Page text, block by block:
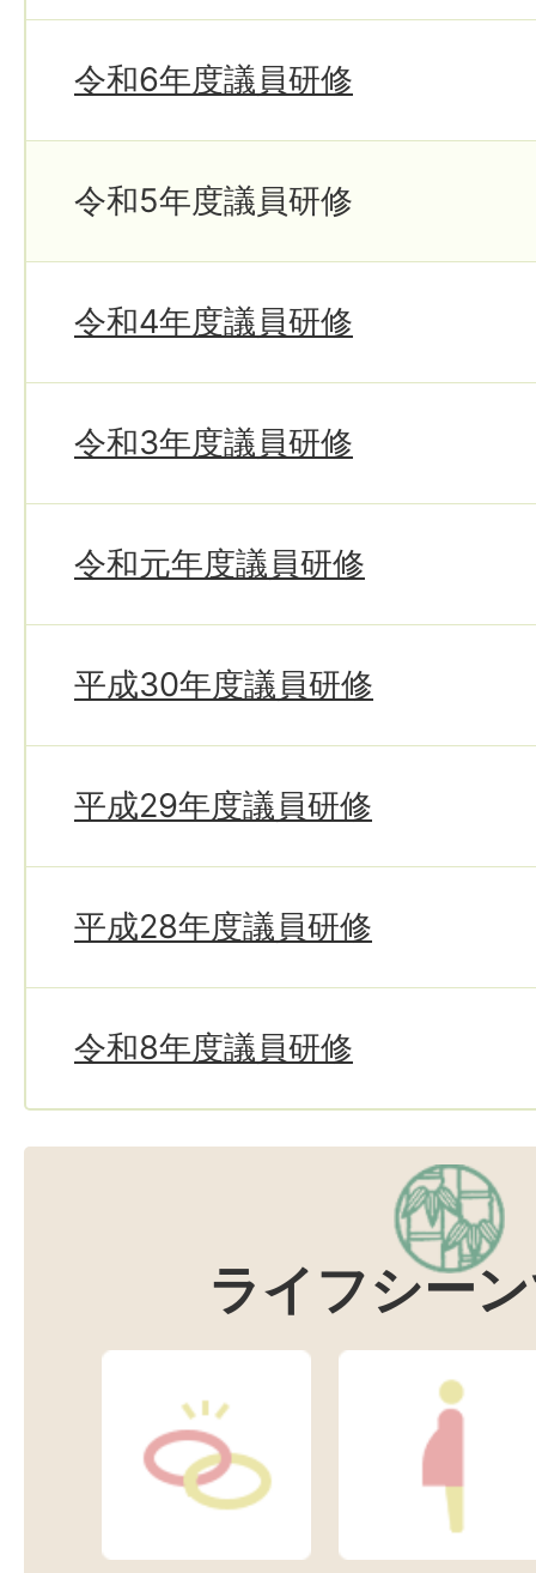
令和6年度議員研修
令和5年度議員研修
令和4年度議員研修
令和3年度議員研修
令和元年度議員研修
平成30年度議員研修
平成29年度議員研修
平成28年度議員研修
令和8年度議員研修
ライフシー